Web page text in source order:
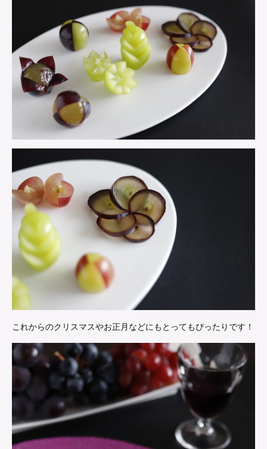
これからのクリスマスやお正月などにもとってもぴったりです！